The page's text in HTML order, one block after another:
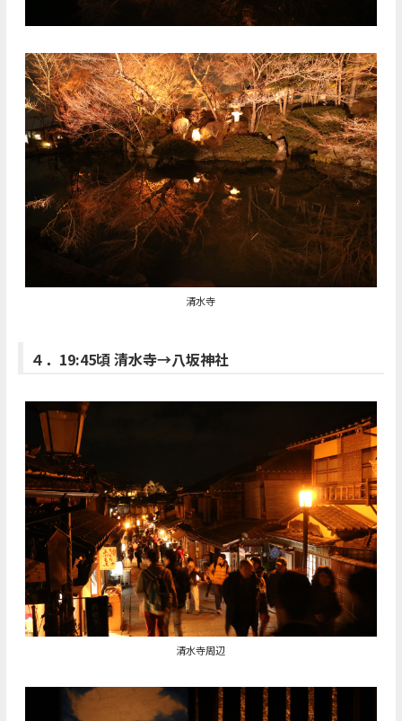
清水寺
４．19:45頃 清水寺→八坂神社
清水寺周辺